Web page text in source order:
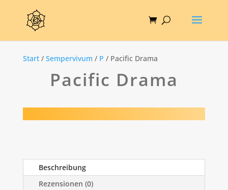
Start/ Sempervivum / P / Pacific Drama
Pacific Drama
Beschreibung
Rezensionen (0)